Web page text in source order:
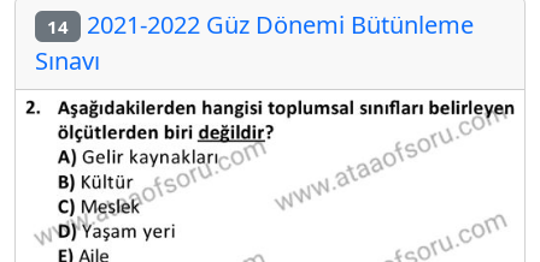
14 2021-2022 Güz Dönemi Bütünleme
Sınavı